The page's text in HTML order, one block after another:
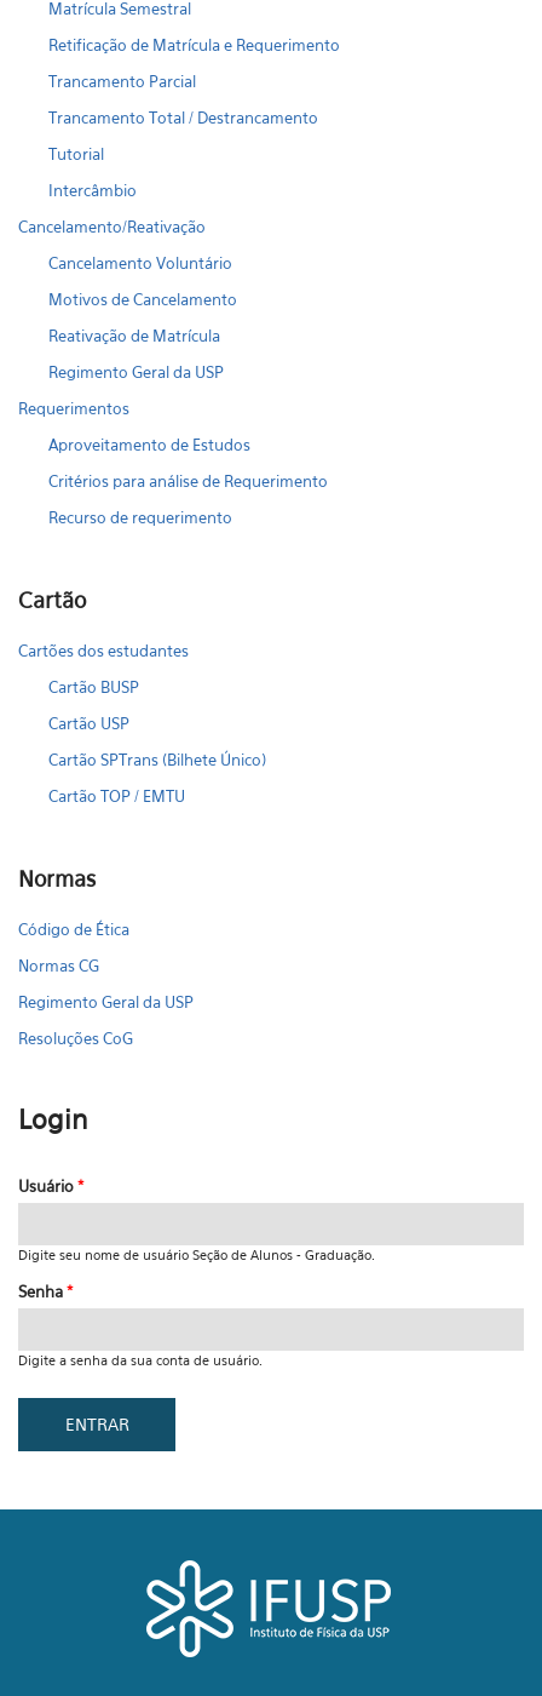
Matrícula Semestral
Retificação de Matrícula e Requerimento
Trancamento Parcial
Trancamento Total / Destrancamento
Tutorial
Intercâmbio
Cancelamento/Reativação
Cancelamento Voluntário
Motivos de Cancelamento
Reativação de Matrícula
Regimento Geral da USP
Requerimentos
Aproveitamento de Estudos
Critérios para análise de Requerimento
Recurso de requerimento
Cartão
Cartões dos estudantes
Cartão BUSP
Cartão USP
Cartão SPTrans (Bilhete Único)
Cartão TOP / EMTU
Normas
Código de Ética
Normas CG
Regimento Geral da USP
Resoluções CoG
Login
Usuário*
Digite seu nome de usuário Seção de Alunos - Graduação.
Senha*
Digite a senha da sua conta de usuário.